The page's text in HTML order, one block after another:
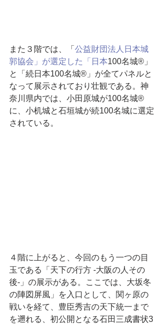
また３階では、「 公益財団法人日本城
郭協会」が選定した「日本100名城®︎」
と「続日本100名城®︎」が全てパネルと
なって展示されており壮観である。神
奈川県内では、小田原城が100名城®
に、小机城と石垣城が続100名城に選定
されている。
４階に上がると、今回のもう一つの目
玉である「天下の行方 -大阪の人その
後-」の展示がある。ここでは、大坂冬
の陣図屏風」を入口として、関ヶ原の
戦いを経て、豊臣秀吉の天下統一まで
を遡れる、初公開となる石田三成書状3